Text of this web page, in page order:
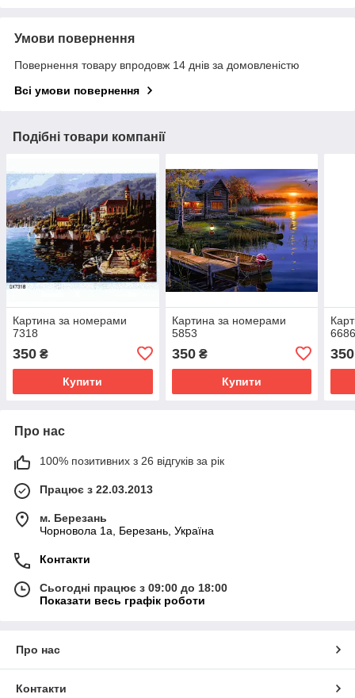
Умови повернення
Повернення товару впродовж 14 днів за домовленістю
Всі умови повернення
Подібні товари компанії
Картина за номерами
7318
350 ₴
Купити
Картина за номерами
5853
350₴
Купити
350
Про нас
100% позитивних з 26 відгуків за рік
Працює з 22.03.2013
м. Березань
Чорновола 1а, Березань, Україна
Контакти
Сьогодні працює з 09:00 до 18:00
Показати весь графік роботи
Про нас
Контакти